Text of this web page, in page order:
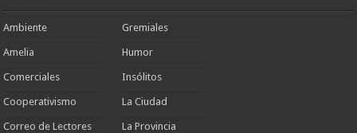
Ambiente
Amelia
Comerciales
Cooperativismo
Correo de Lectores
Gremiales
Humor
Insólitos
La Ciudad
La Provincia